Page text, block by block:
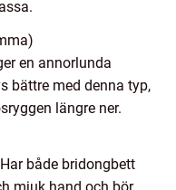
en annorlunda
bättre med denna typ,
längre ner.
både bridongbett
mjuk hand och bör